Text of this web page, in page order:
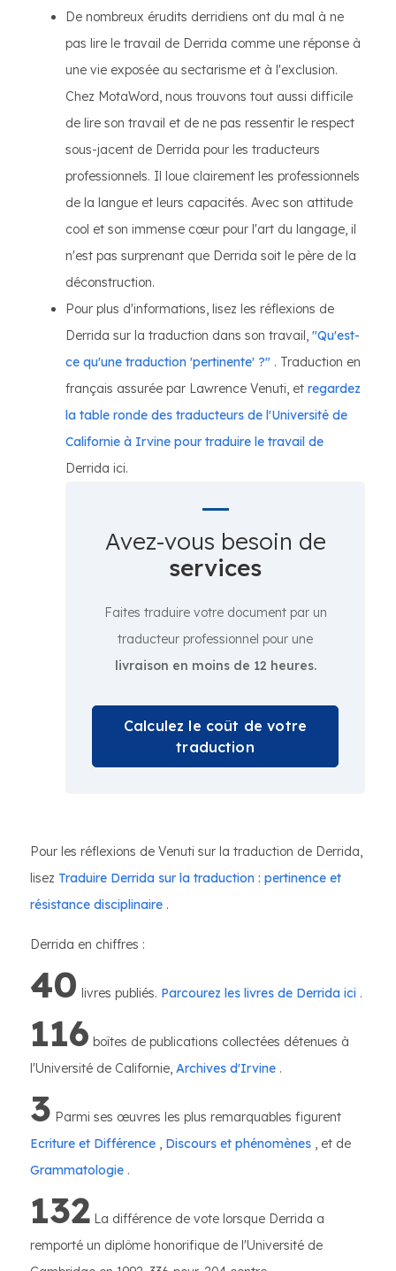
De nombreux érudits derridiens ont du mal à ne
pas lire le travail de Derrida comme une réponse à
une vie exposée au sectarisme et à l'exclusion.
Chez MotaWord, nous trouvons tout aussi difficile
de lire son travail et de ne pas ressentir le respect
sous-jacent de Derrida pour les traducteurs
professionnels. Il loue clairement les professionnels
de la langue et leurs capacités. Avec son attitude
cool et son immense cœur pour l'art du langage, il
n'est pas surprenant que Derrida soit le père de la
déconstruction.
Pour plus d'informations, lisez les réflexions de
Derrida sur la traduction dans son travail, "Qu'est-
ce qu'une traduction 'pertinente' ?" . Traduction en
français assurée par Lawrence Venuti, et regardez
la table ronde des traducteurs de l'Université de
Californie à Irvine pour traduire le travail de
Derrida ici.
Avez-vous besoin de
services
Faites traduire votre document par un
traducteur professionnel pour une
livraison en moins de 12 heures.
Calculez le coût de votre
traduction
Pour les réflexions de Venuti sur la traduction de Derrida,
lisez Traduire Derrida sur la traduction : pertinence et
résistance disciplinaire .
Derrida en chiffres :
40 livres publiés. Parcourez les livres de Derrida ici .
116 boîtes de publications collectées détenues à
l'Université de Californie, Archives d'Irvine .
3 Parmi ses œuvres les plus remarquables figurent
Ecriture et Différence , Discours et phénomènes , et de
Grammatologie .
132 La différence de vote lorsque Derrida a
remporté un diplôme honorifique de l'Université de